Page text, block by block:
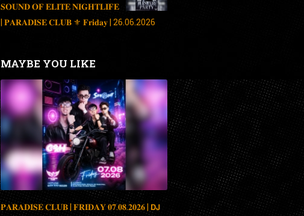
𝐒𝐎𝐔𝐍𝐃 𝐎𝐅 𝐄𝐋𝐈𝐓𝐄 𝐍𝐈𝐆𝐇𝐓𝐋𝐈𝐅𝐄
| 𝐏𝐀𝐑𝐀𝐃𝐈𝐒𝐄 𝐂𝐋𝐔𝐁 ⚜️ 𝐅𝐫𝐢𝐝𝐚𝐲 | 26.06.2026
MAYBE YOU LIKE
𝐏𝐀𝐑𝐀𝐃𝐈𝐒𝐄 𝐂𝐋𝐔𝐁 | 𝐅𝐑𝐈𝐃𝐀𝐘 𝟎𝟕.𝟎𝟖.𝟐𝟎𝟐𝟔 | 𝗗𝗝